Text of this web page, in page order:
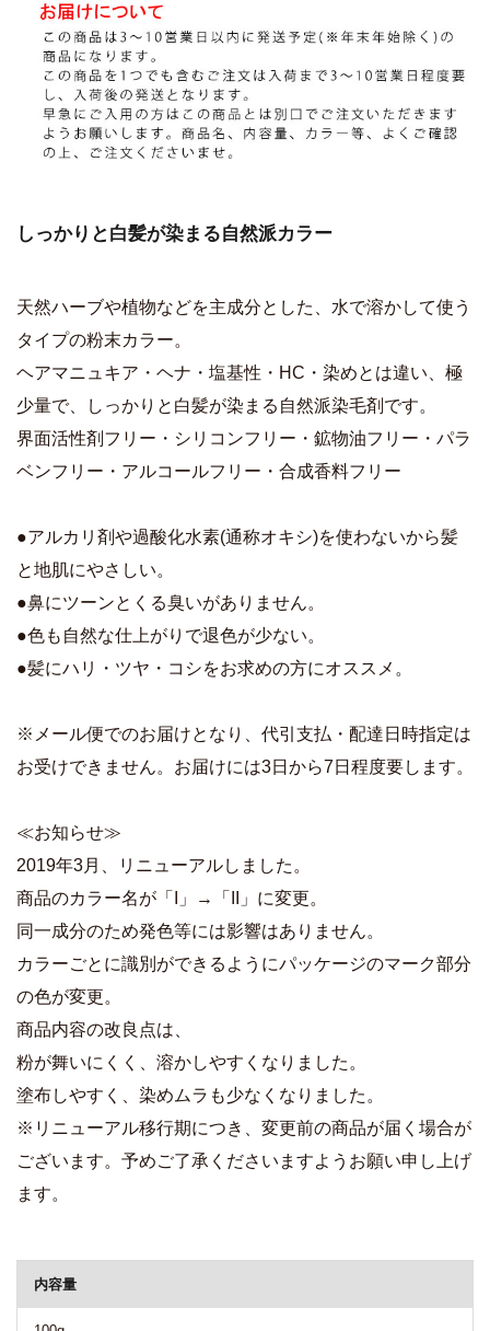
しっかりと白髪が染まる自然派カラー
天然ハーブや植物などを主成分とした、水で溶かして使う
タイプの粉末カラー。
ヘアマニュキア・ヘナ・塩基性・HC・染めとは違い、極
少量で、しっかりと白髪が染まる自然派染毛剤です。
界面活性剤フリー・シリコンフリー・鉱物油フリー・パラ
ベンフリー・アルコールフリー・合成香料フリー
●アルカリ剤や過酸化水素(通称オキシ)を使わないから髪
と地肌にやさしい。
●鼻にツーンとくる臭いがありません。
●色も自然な仕上がりで退色が少ない。
●髪にハリ・ツヤ・コシをお求めの方にオススメ。
※メール便でのお届けとなり、代引支払・配達日時指定は
お受けできません。お届けには3日から7日程度要します。
≪お知らせ≫
2019年3月、リニューアルしました。
商品のカラー名が「I」→「II」に変更。
同一成分のため発色等には影響はありません。
カラーごとに識別ができるようにパッケージのマーク部分
の色が変更。
商品内容の改良点は、
粉が舞いにくく、溶かしやすくなりました。
塗布しやすく、染めムラも少なくなりました。
※リニューアル移行期につき、変更前の商品が届く場合が
ございます。予めご了承くださいますようお願い申し上げ
ます。
内容量